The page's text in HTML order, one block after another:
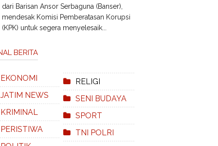
dari Barisan Ansor Serbaguna (Banser),
mendesak Komisi Pemberatasan Korupsi
(KPK) untuk segera menyelesaik...
BERITA
EKONOMI
JATIM NEWS
KRIMINAL
PERISTIWA
RELIGI
SENI BUDAYA
SPORT
TNI POLRI